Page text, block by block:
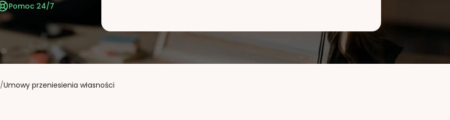
Pomoc 24/7
/Umowy przeniesienia własności